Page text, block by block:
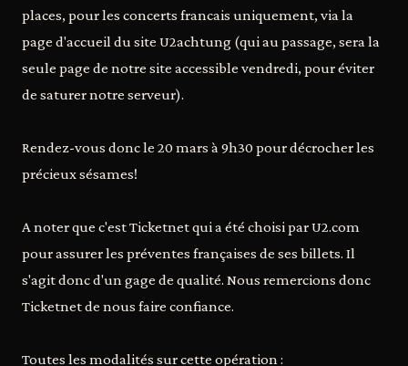
places, pour les concerts francais uniquement, via la
page d'accueil du site U2achtung (qui au passage, sera la
seule page de notre site accessible vendredi, pour éviter
de saturer notre serveur).
Rendez-vous donc le 20 mars à 9h30 pour décrocher les
précieux sésames!
A noter que c'est Ticketnet qui a été choisi par U2.com
pour assurer les préventes françaises de ses billets. Il
s'agit donc d'un gage de qualité. Nous remercions donc
Ticketnet de nous faire confiance.
Toutes les modalités sur cette opération :